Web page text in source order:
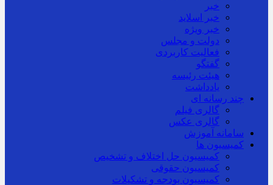
خبر
خبر اسلايد
خبر ویژه
دولت و مجلس
فعالیت کاربردی
گفتگو
هیئت رئیسه
یادداشت
چند رسانه ای
گالری فیلم
گالری عکس
سامانه آموزش
کمیسیون ها
کمیسیون حل اختلاف و تشخیص
کمیسیون حقوقی
کمیسیون بودجه و تشکیلات